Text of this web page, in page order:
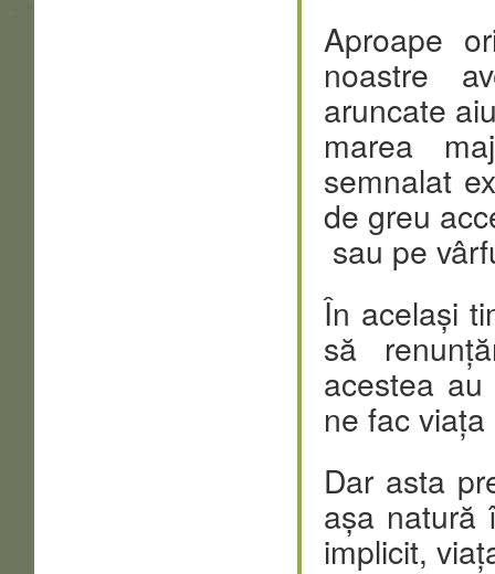
Aproape
noastre
aruncate
marea
semnalat
de greu
sau pe
În același
să
acestea
ne fac
Dar asta
așa natură
implicit,